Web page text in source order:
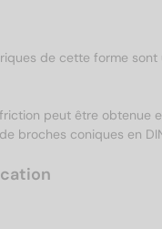
de cette forme
peut être obtenue
broches coniques en